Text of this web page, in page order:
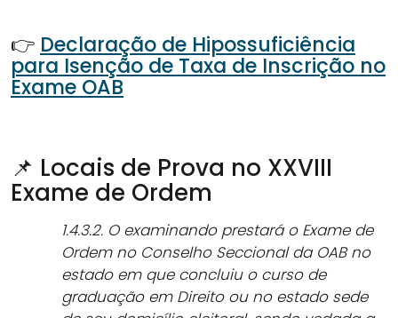
👉 Declaração de Hipossuficiência
para Isenção de Taxa de Inscrição no
Exame OAB
📌 Locais de Prova no XXVIII
Exame de Ordem
1.4.3.2. O examinando prestará o Exame de
Ordem no Conselho Seccional da OAB no
estado em que concluiu o curso de
graduação em Direito ou no estado sede